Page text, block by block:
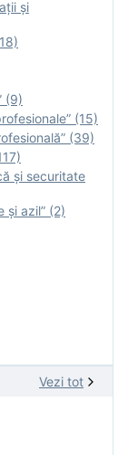
şi
(9)
(15)
(39)
și securitate
și azil” (2)
Vezi tot